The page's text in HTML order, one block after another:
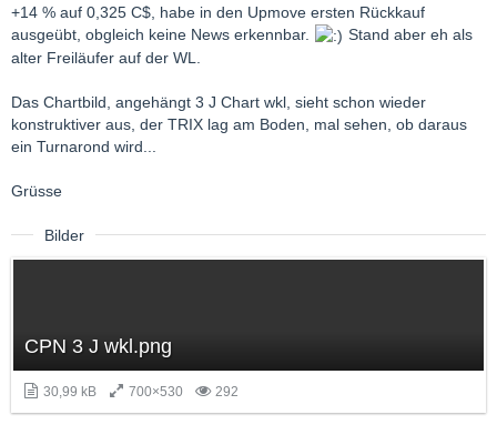
+14 % auf 0,325 C$, habe in den Upmove ersten Rückkauf
ausgeübt, obgleich keine News erkennbar.
Stand aber eh als
alter Freiläufer auf der WL.
Das Chartbild, angehängt 3 J Chart wkl, sieht schon wieder
konstruktiver aus, der TRIX lag am Boden, mal sehen, ob daraus
ein Turnarond wird...
Grüsse
Bilder
CPN 3 J wkl.png
30,99 kB 700×530 292